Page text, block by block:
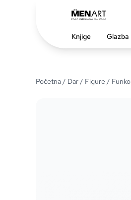
Knjige Glazba
Početna/ Dar/ Figure / Funko